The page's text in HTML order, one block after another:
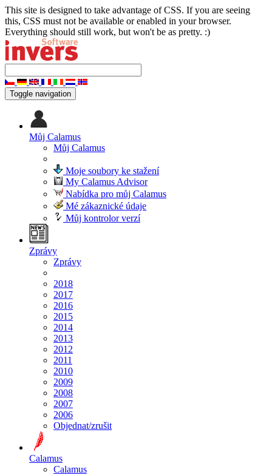
This site is designed to take advantage of CSS. If you are seeing
this, CSS must not be available or enabled in your browser.
Everything should still work, but won't be as pretty. :)
Toggle navigation
Můj Calamus
Můj Calamus
Moje soubory ke stažení
My Calamus Advisor
Nabídka pro můj Calamus
Mé zákaznické údaje
Můj kontrolor verzí
Zprávy
Zprávy
2018
2017
2016
2015
2014
2013
2012
2011
2010
2009
2008
2007
2006
Objednat/zrušit
Calamus
Calamus